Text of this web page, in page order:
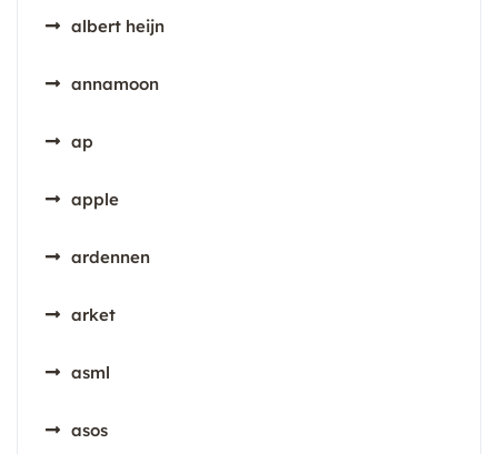
albert heijn
annamoon
ap
apple
ardennen
arket
asml
asos